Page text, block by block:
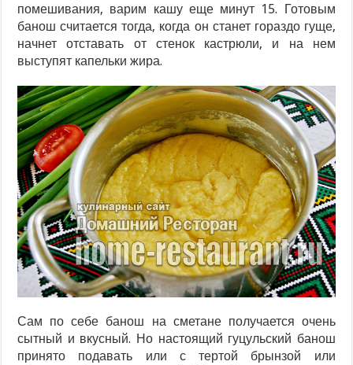
помешивания, варим кашу еще минут 15. Готовым
банош считается тогда, когда он станет гораздо гуще,
начнет отставать от стенок кастрюли, и на нем
выступят капельки жира.
Сам по себе банош на сметане получается очень
сытный и вкусный. Но настоящий гуцульский банош
принято подавать или с тертой брынзой или